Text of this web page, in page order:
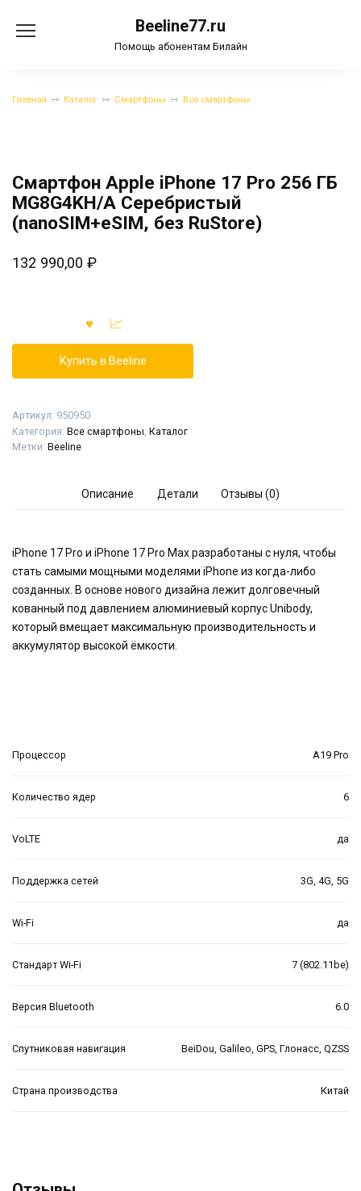
содержанию
Beeline77.ru
Помощь абонентам Билайн
Главная Каталог Смартфоны Все смартфоны
Смартфон Apple iPhone 17 Pro 256 ГБ
MG8G4KH/A Серебристый
(nanoSIM+eSIM, без RuStore)
132 990,00 ₽
Купить в Beeline
Артикул: 950950
Категория: Все смартфоны Каталог
Метки: Beeline
Описание Детали Отзывы (0)
iPhone 17 Pro и iPhone 17 Pro Max разработаны с нуля, чтобы
стать самыми мощными моделями iPhone из когда-либо
созданных. В основе нового дизайна лежит долговечный
кованный под давлением алюминиевый корпус Unibody,
который вмещает максимальную производительность и
аккумулятор высокой ёмкости.
Процессор A19 Pro
Количество ядер 6
VoLTE да
Поддержка сетей 3G, 4G, 5G
Wi-Fi да
Стандарт Wi-Fi 7 (802.11be)
Версия Bluetooth 6.0
Спутниковая навигация BeiDou, Galileo, GPS, Глонасс, QZSS
Страна производства Китай